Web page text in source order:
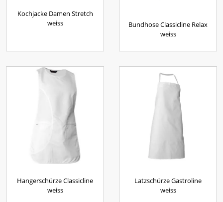
Kochjacke Damen Stretch
weiss
Bundhose Classicline Relax
weiss
Hangerschürze Classicline
weiss
Latzschürze Gastroline
weiss